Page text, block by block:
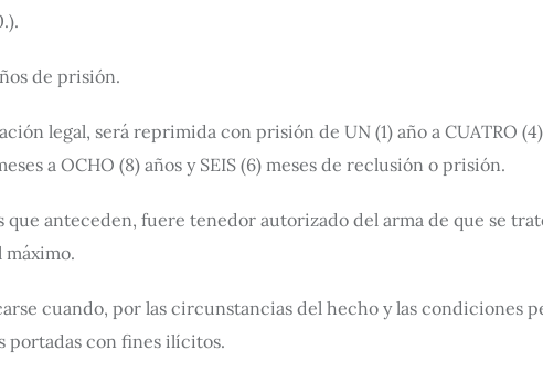
de prisión.
legal, será reprimida con prisión de UN (1) año a CUATRO (4)
a OCHO (8) años y SEIS (6) meses de reclusión o prisión.
anteceden, fuere tenedor autorizado del arma de que se
cuando, por las circunstancias del hecho y las condiciones
portadas con fines ilícitos.